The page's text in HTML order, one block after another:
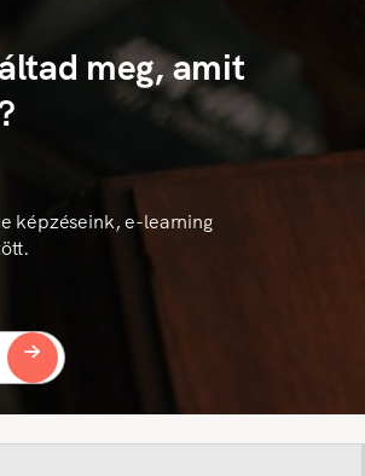
meg, amit
képzéseink, e-learning